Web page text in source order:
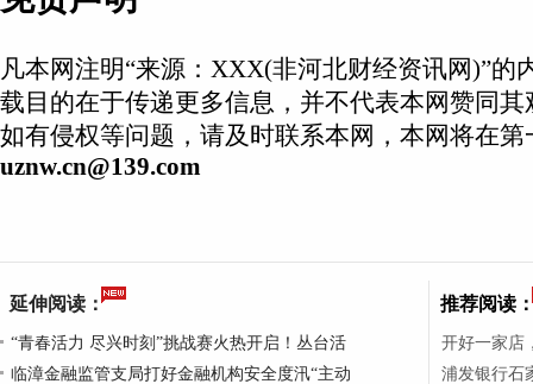
凡本网注明“来源：XXX(非河北财经资讯网)”的
载目的在于传递更多信息，并不代表本网赞同
如有侵权等问题，请及时联系本网，本网将在第
uznw.cn@139.com
延伸阅读：
“青春活力 尽兴时刻”挑战赛火热开启！丛台活
临漳金融监管支局打好金融机构安全度汛“主动
推荐阅读
开好一家店
浦发银行石